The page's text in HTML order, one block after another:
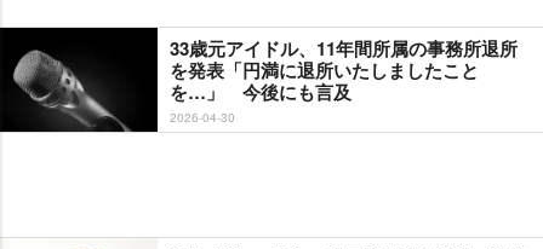
33歳元アイドル、11年間所属の事務所退所
を発表「円満に退所いたしましたこと
を…」 今後にも言及
2026-04-30